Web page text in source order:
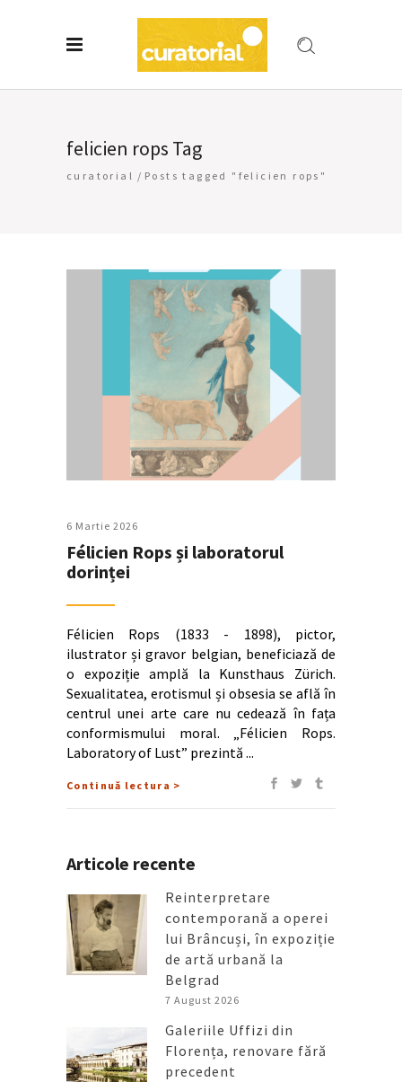
felicien rops Tag
curatorial / Posts tagged "felicien rops"
6 Martie 2026
Félicien Rops și laboratorul
dorinței
Félicien Rops (1833 - 1898), pictor,
ilustrator și gravor belgian, beneficiază de
o expoziție amplă la Kunsthaus Zürich.
Sexualitatea, erotismul și obsesia se află în
centrul unei arte care nu cedează în fața
conformismului moral. „Félicien Rops.
Laboratory of Lust” prezintă
Continuă lectura >
Articole recente
Reinterpretare
contemporană a operei
lui Brâncuși, în expoziție
de artă urbană la
Belgrad
7 August 2026
Galeriile Uffizi din
Florența, renovare fără
precedent